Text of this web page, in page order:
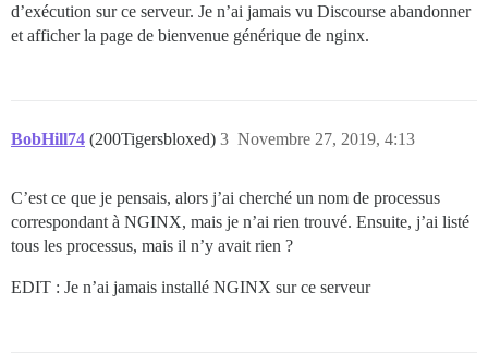
d’exécution sur ce serveur. Je n’ai jamais vu Discourse abandonner
et afficher la page de bienvenue générique de nginx.
BobHill74 (200Tigersbloxed) Novembre 27, 2019, 4:13
3
C’est ce que je pensais, alors j’ai cherché un nom de processus
correspondant à NGINX, mais je n’ai rien trouvé. Ensuite, j’ai listé
tous les processus, mais il n’y avait rien ?
EDIT : Je n’ai jamais installé NGINX sur ce serveur